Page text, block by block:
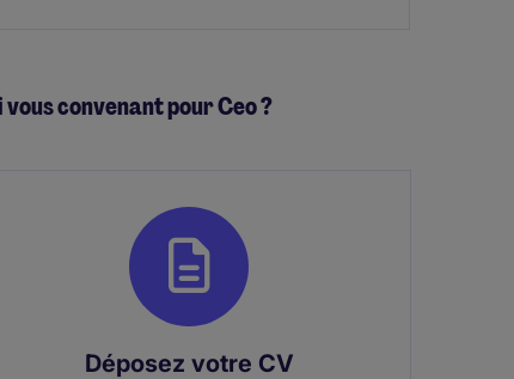
convenant pour Ceo ?
Déposez votre CV